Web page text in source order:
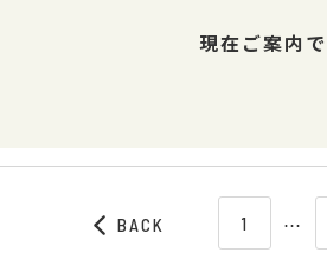
現在ご案内
BACK 1 ⋯